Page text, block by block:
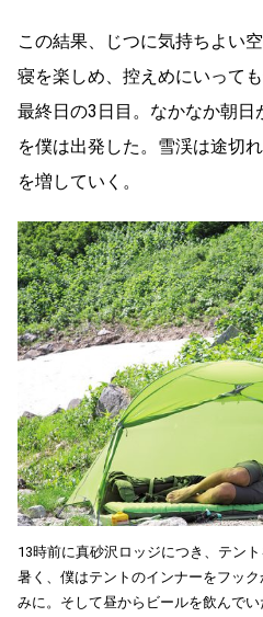
この結果、じつに気持ちよい
寝を楽しめ、控えめにいって
最終日の3日目。なかなか朝
を僕は出発した。雪渓は途切
を増していく。
13時前に真砂沢ロッジにつき、テン
暑く、僕はテントのインナーをフッ
みに。そして昼からビールを飲んでい